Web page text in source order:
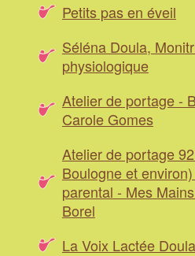
Petits pas en éveil
Séléna Doula,
physiologique
Atelier de portage -
Carole Gomes
Atelier de portage
Boulogne et
parental - Mes
Borel
La Voix Lactée